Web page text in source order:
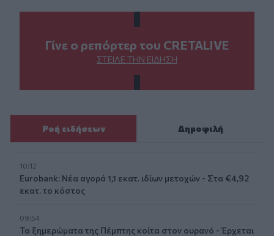
Γίνε ο ρεπόρτερ του CRETALIVE
ΣΤΕΊΛΕ ΤΗΝ ΕΊΔΗΣΗ
Ροή ειδήσεων Δημοφιλή
10:12
Eurobank: Νέα αγορά 1,1 εκατ. ιδίων μετοχών - Στα €4,92
εκατ. το κόστος
09:54
Τα ξημερώματα της Πέμπτης κοίτα στον ουρανό - Έρχεται